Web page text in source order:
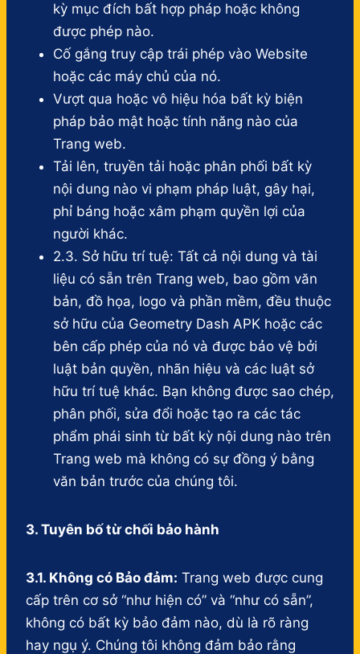
kỳ mục đích bất hợp pháp hoặc không
được phép nào.
Cố gắng truy cập trái phép vào Website
hoặc các máy chủ của nó.
Vượt qua hoặc vô hiệu hóa bất kỳ biện
pháp bảo mật hoặc tính năng nào của
Trang web.
Tải lên, truyền tải hoặc phân phối bất kỳ
nội dung nào vi phạm pháp luật, gây hại,
phỉ báng hoặc xâm phạm quyền lợi của
người khác.
2.3. Sở hữu trí tuệ: Tất cả nội dung và tài
liệu có sẵn trên Trang web, bao gồm văn
bản, đồ họa, logo và phần mềm, đều thuộc
sở hữu của Geometry Dash APK hoặc các
bên cấp phép của nó và được bảo vệ bởi
luật bản quyền, nhãn hiệu và các luật sở
hữu trí tuệ khác. Bạn không được sao chép,
phân phối, sửa đổi hoặc tạo ra các tác
phẩm phái sinh từ bất kỳ nội dung nào trên
Trang web mà không có sự đồng ý bằng
văn bản trước của chúng tôi.
3. Tuyên bố từ chối bảo hành
3.1. Không có Bảo đảm: Trang web được cung
cấp trên cơ sở “như hiện có” và “như có sẵn”,
không có bất kỳ bảo đảm nào, dù là rõ ràng
hay ngụ ý. Chúng tôi không đảm bảo rằng